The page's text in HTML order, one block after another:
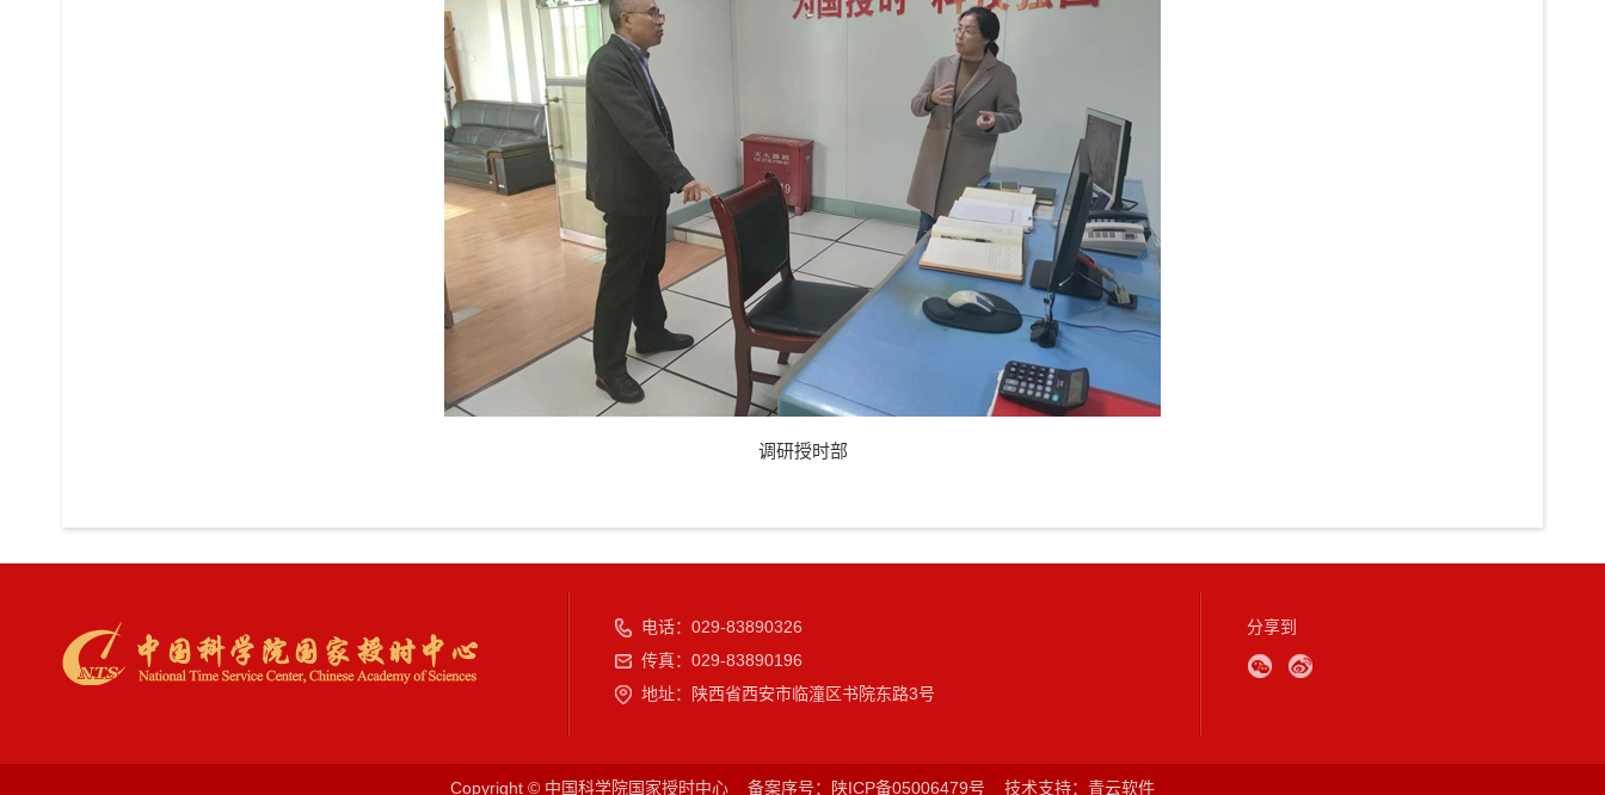
调研授时部
电话：029-83890326
传真：029-83890196
地址：陕西省西安市临潼区书院东路3号
分享到
Copyright © 中国科学院国家授时中心 备案序号：陕ICP备05006479号 技术支持： 青云软件